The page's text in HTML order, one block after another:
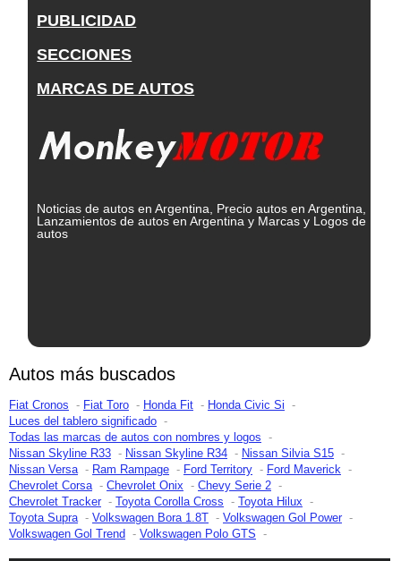
PUBLICIDAD
SECCIONES
MARCAS DE AUTOS
Noticias de autos en Argentina, Precio autos en Argentina,
Lanzamientos de autos en Argentina y Marcas y Logos de
autos
Autos más buscados
Fiat Cronos Fiat Toro Honda Fit
Honda Civic Si
Luces del tablero significado
Todas las marcas de autos con nombres y logos
Nissan Skyline R33
Nissan Skyline R34
Nissan Silvia S15
Nissan Versa
Ram Rampage Ford Territory
Ford Maverick
Chevrolet Corsa
Chevrolet Onix
Chevy Serie 2
Chevrolet Tracker
Toyota Corolla Cross
Toyota Hilux
Toyota Supra
Volkswagen Bora 1.8T
Volkswagen Gol Power
Volkswagen Gol Trend
Volkswagen Polo GTS